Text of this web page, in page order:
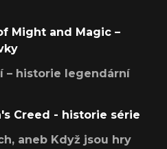
Might and Magic –
– historie legendární
Creed - historie série
aneb Když jsou hry